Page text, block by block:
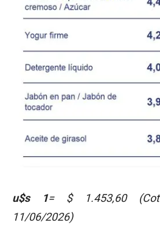
u$s 1= $ 1.453,60
11/06/2026)